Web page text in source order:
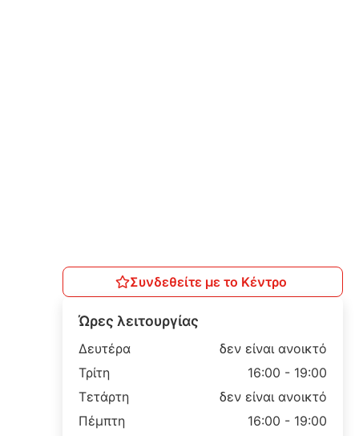
Συνδεθείτε με το Κέντρο
Ώρες λειτουργίας
Δευτέρα
δεν είναι ανοικτό
Τρίτη
16:00 - 19:00
Τετάρτη
δεν είναι ανοικτό
Πέμπτη
16:00 - 19:00